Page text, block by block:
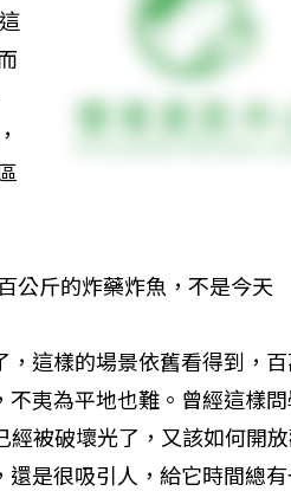
公斤的炸藥炸魚，不是今天
，這樣的場景依舊看得到，
不夷為平地也難。曾經這樣
經被破壞光了，又該如何開
還是很吸引人，給它時間總